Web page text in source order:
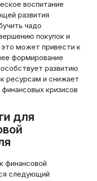
воспитание
развития
чадо
покупок и
это может привести к
формирование
развитию
ресурсам и снижает
кризисов
для
финансовой
следующий